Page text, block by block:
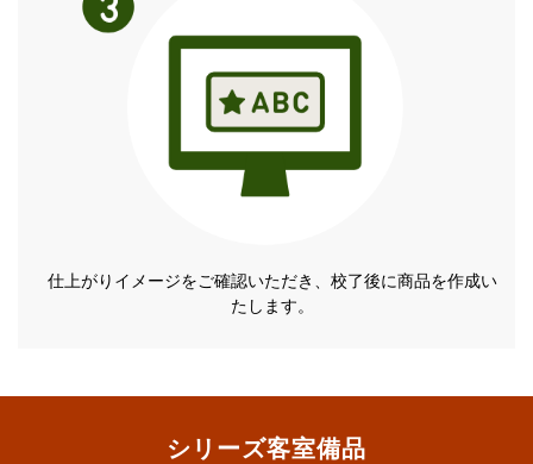
仕上がりイメージをご確認いただき、校了後に商品を作成い
たします。
シリーズ客室備品